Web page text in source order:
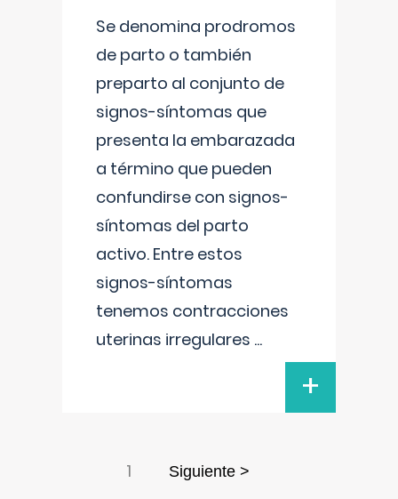
Se denomina prodromos
de parto o también
preparto al conjunto de
signos-síntomas que
presenta la embarazada
a término que pueden
confundirse con signos-
síntomas del parto
activo. Entre estos
signos-síntomas
tenemos contracciones
uterinas irregulares ...
+
1 Siguiente >